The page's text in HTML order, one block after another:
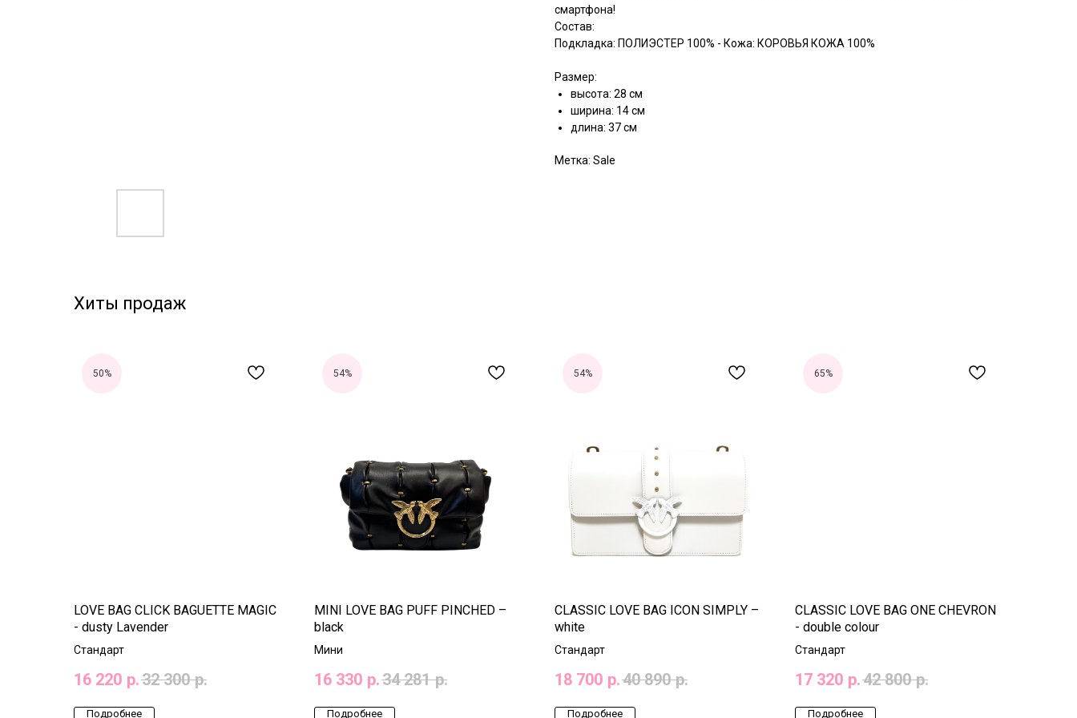
смартфона!
Состав:
Подкладка: ПОЛИЭСТЕР 100% - Кожа: КОРОВЬЯ КОЖА 100%
Размер:
высота: 28 см
ширина: 14 см
длина: 37 см
Метка: Sale
Хиты продаж
50%
LOVE BAG CLICK BAGUETTE MAGIC
- dusty Lavender
Стандарт
16 220 р.32 300 р.
Подробнее
54%
MINI LOVE BAG PUFF PINCHED –
black
Мини
16 330 р.34 281 р.
Подробнее
54%
CLASSIC LOVE BAG ICON SIMPLY –
white
Стандарт
18 700 р.40 890 р.
Подробнее
65%
CLASSIC LOVE BAG ONE CHEVRON
- double colour
Стандарт
17 320 р.42 800 р.
Подробнее